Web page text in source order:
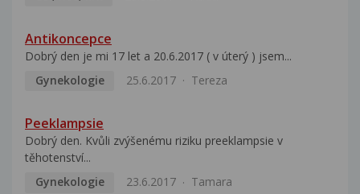
Antikoncepce
Dobrý den je mi 17 let a 20.6.2017 ( v úterý ) jsem...
Gynekologie
25.6.2017 Tereza
Peeklampsie
Dobrý den. Kvůli zvýšenému riziku preeklampsie v
těhotenství...
Gynekologie
23.6.2017 Tamara